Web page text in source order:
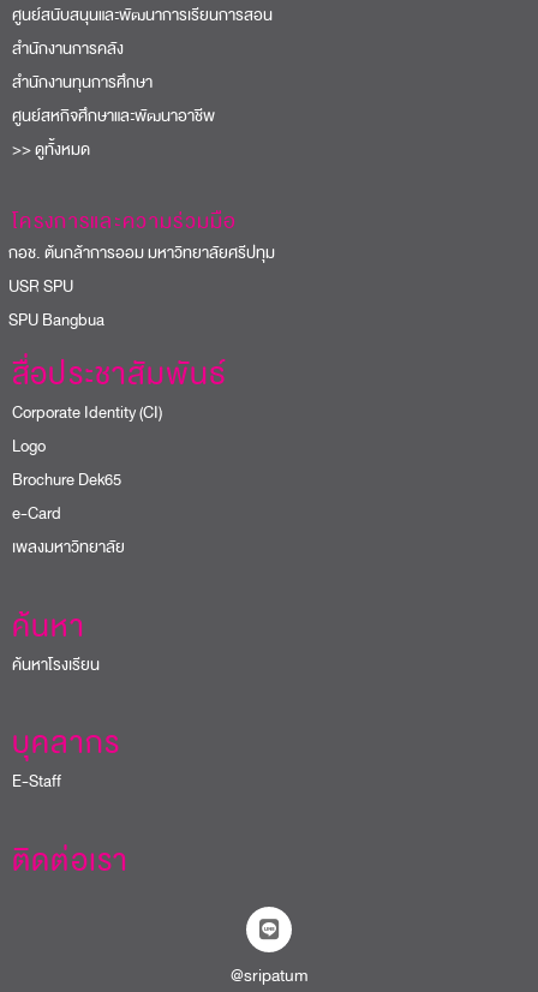
ศูนย์สนับสนุนและพัฒนาการเรียนการสอน
สำนักงานการคลัง
สำนักงานทุนการศึกษา
ศูนย์สหกิจศึกษาและพัฒนาอาชีพ
>> ดูทั้งหมด
โครงการและความร่วมมือ
ช. ต้นกล้าการออม มหาวิทยาลัยศรีปทุม
SPU
Bangbua
สื่อประชาสัมพันธ์
Corporate Identity (CI)
Logo
Brochure Dek65
e-Card
เพลงมหาวิทยาลัย
ค้นหา
ค้นหาโรงเรียน
บุคลากร
E-Staff
ติดต่อเรา
@sripatum